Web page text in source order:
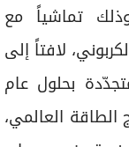
تماشياً مع
لافتاً إلى
بحلول عام
مزيج الطاقة العالمي،